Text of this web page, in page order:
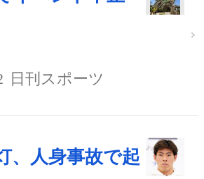
日刊スポーツ
、人身事故で起